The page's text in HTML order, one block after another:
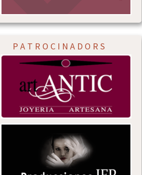
P A T R O C I N A D O R S